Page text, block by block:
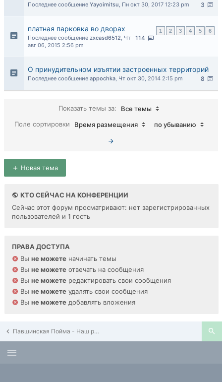
3
Последнее сообщение Yayoimitsu, Пн окт 30, 2017 12:23 pm
платная парковка во дворах 1 2 3 4 5 6
114
Последнее сообщение zxcasd6512, Чт
авг 06, 2015 2:56 pm
О принудительном изъятии застроенных территорий
8
Последнее сообщение appochka, Чт окт 30, 2014 2:15 pm
Показать темы за:
Все темы
Поле сортировки
Время размещения по убыванию
Новая тема
КТО СЕЙЧАС НА КОНФЕРЕНЦИИ
Сейчас этот форум просматривают: нет зарегистрированных
пользователей и 1 гость
ПРАВА ДОСТУПА
Вы не можете начинать темы
Вы не можете отвечать на сообщения
Вы не можете редактировать свои сообщения
Вы не можете удалять свои сообщения
Вы не можете добавлять вложения
Павшинская Пойма - Наш район